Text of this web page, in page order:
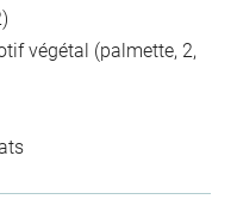
végétal (palmette, 2,